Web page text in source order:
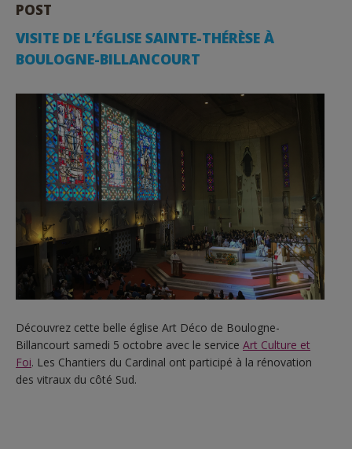
POST
VISITE DE L’ÉGLISE SAINTE-THÉRÈSE À
BOULOGNE-BILLANCOURT
Découvrez cette belle église Art Déco de Boulogne-
Billancourt samedi 5 octobre avec le service Art Culture et
Foi. Les Chantiers du Cardinal ont participé à la rénovation
des vitraux du côté Sud.